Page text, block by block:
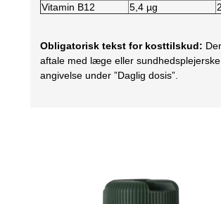
Vitamin B12
5,4 µg
Obligatorisk tekst for kosttilskud:
aftale med læge eller
angivelse under ”Daglig dosis”.